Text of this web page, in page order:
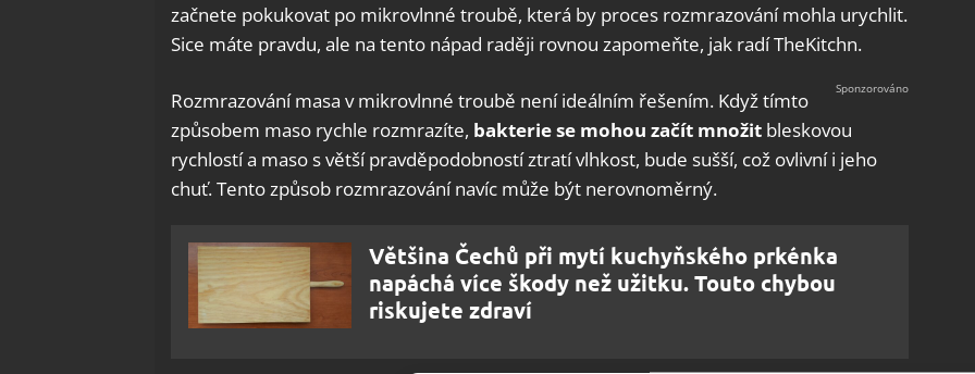
začnete pokukovat po mikrovlnné troubě, která by proces rozmrazování mohla urychlit.
Sice máte pravdu, ale na tento nápad raději rovnou zapomeňte, jak radí TheKitchn.
Rozmrazování masa v mikrovlnné troubě není ideálním řešením. Když tímto
způsobem maso rychle rozmrazíte, bakterie se mohou začít množit bleskovou
rychlostí a maso s větší pravděpodobností ztratí vlhkost, bude sušší, což ovlivní i jeho
chuť. Tento způsob rozmrazování navíc může být nerovnoměrný.
Většina Čechů při mytí kuchyňského prkénka
napáchá více škody než užitku. Touto chybou
riskujete zdraví